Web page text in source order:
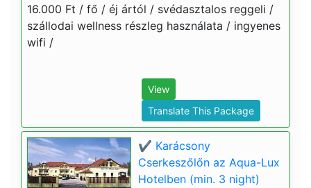
16.000 Ft / fő / éj ártól / svédasztalos reggeli /
szállodai wellness részleg használata / ingyenes
wifi /
View
Translate This Package
✔️ Karácsony
Cserkeszőlőn az Aqua-Lux
Hotelben (min. 3 night)